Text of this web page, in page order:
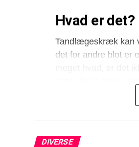
Hvad er det?
Tandlægeskræk kan
det for andre blot er
så de får en god
Hvordan
Da tandlægeskræk
DIVERSE